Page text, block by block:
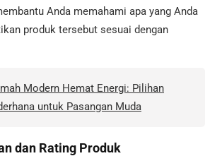
Anda memahami apa yang Anda
produk tersebut sesuai dengan
Modern Hemat Energi: Pilihan
untuk Pasangan Muda
dan Rating Produk